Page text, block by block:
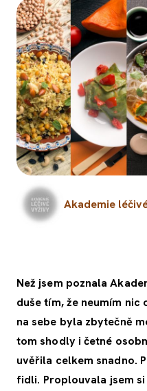
SEX
Akademie
Než jsem poznala
duše tím, že neumím nic
na sebe byla zbytečně
tom shodly i četné
uvěřila celkem snadno.
fidli. Proplouvala jsem